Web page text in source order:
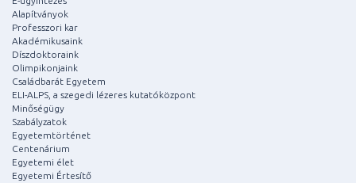
Alapítványok
Professzori kar
Akadémikusaink
Díszdoktoraink
Olimpikonjaink
Családbarát Egyetem
ELI-ALPS, a szegedi lézeres kutatóközpont
Minőségügy
Szabályzatok
Egyetemtörténet
Centenárium
Egyetemi élet
Egyetemi Értesítő